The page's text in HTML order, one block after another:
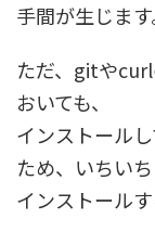
手間が生じます
ただ、gitや
おいても、
インストール
ため、いちい
インストールす